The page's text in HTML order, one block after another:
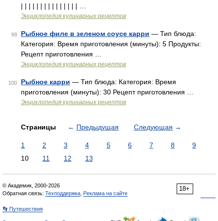
| | | | | | | | | | | | | | | …
Энциклопедия кулинарных рецептов
99 Рыбное филе в зеленом соусе карри — Тип блюда:
Категория: Время приготовления (минуты): 5 Продукты:
Рецепт приготовления …
Энциклопедия кулинарных рецептов
100 Рыбное карри — Тип блюда: Категория: Время
приготовления (минуты): 30 Рецепт приготовления …
Энциклопедия кулинарных рецептов
Страницы ← Предыдущая Следующая →
1 2 3 4 5 6 7 8
9
10
11 12 13
18+
© Академик, 2000-2026
Обратная связь: Техподдержка Реклама на сайте
👣 Путешествия